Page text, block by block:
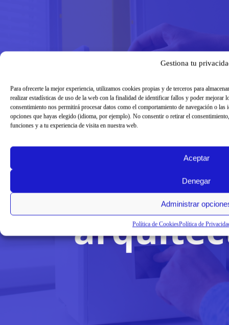
Gestiona tu
Para ofrecerte la mejor experiencia, utilizamos cookies propias y de terceros para
realizar estadísticas de uso de la web con la finalidad de identificar fallos y poder mejorar
consentimiento nos permitirá procesar datos como el comportamiento de navegación o
opciones que hayas elegido (idioma, por ejemplo). No consentir o retirar el
funciones y a tu experiencia de visita en nuestra web.
Aceptar
Denegar
Administrar
Política de CookiesPolítica de